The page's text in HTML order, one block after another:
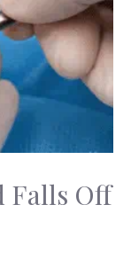
Falls Off